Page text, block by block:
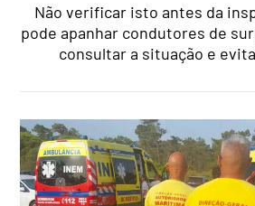
Não verificar isto antes da
pode apanhar condutores de
consultar a situação e